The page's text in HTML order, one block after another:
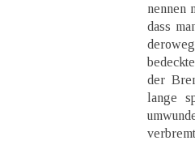
nennen
dass
der
lange